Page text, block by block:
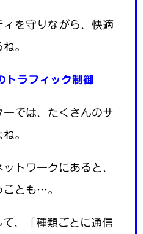
を守りながら、快適
。
トラフィック制御
では、たくさんのサ
。
トワークにあると、
ことも…。
、「種類ごとに通信